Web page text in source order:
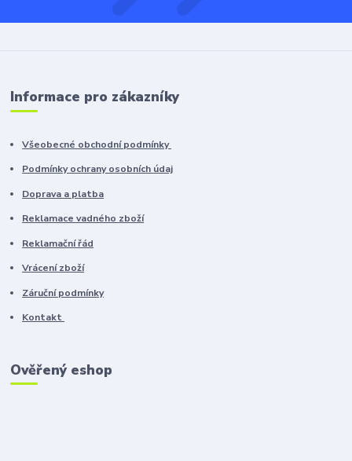
Informace pro zákazníky
Všeobecné obchodní podmínky
Podmínky ochrany osobních údaj
Doprava a platba
Reklamace vadného zboží
Reklamační řád
Vrácení zboží
Záruční podmínky
Kontakt
Ověřený eshop